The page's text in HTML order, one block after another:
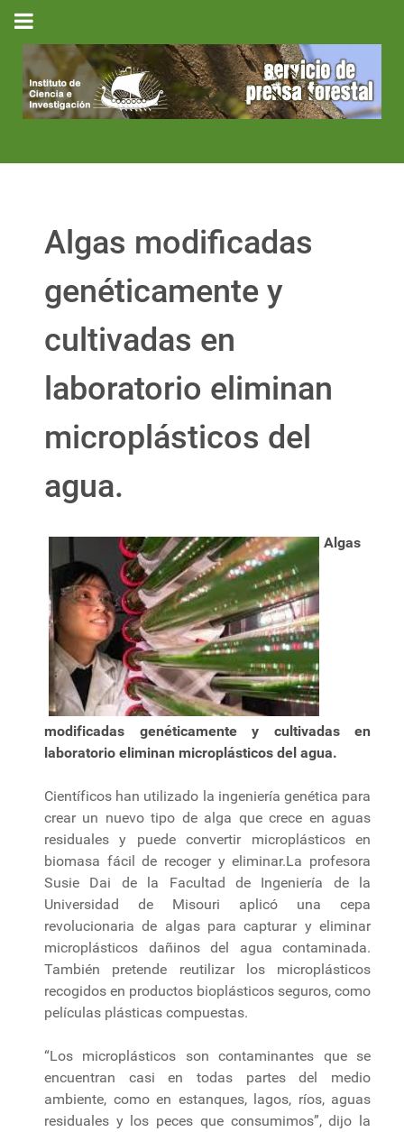
Algas modificadas
genéticamente y
cultivadas en
laboratorio eliminan
microplásticos del
agua.
Algas
modificadas genéticamente y cultivadas en
laboratorio eliminan microplásticos del agua.
Científicos han utilizado la ingeniería genética para
crear un nuevo tipo de alga que crece en aguas
residuales y puede convertir microplásticos en
biomasa fácil de recoger y eliminar.La profesora
Susie Dai de la Facultad de Ingeniería de la
Universidad de Misouri aplicó una cepa
revolucionaria de algas para capturar y eliminar
microplásticos dañinos del agua contaminada.
También pretende reutilizar los microplásticos
recogidos en productos bioplásticos seguros, como
películas plásticas compuestas.
“Los microplásticos son contaminantes que se
encuentran casi en todas partes del medio
ambiente, como en estanques, lagos, ríos, aguas
residuales y los peces que consumimos”, dijo la